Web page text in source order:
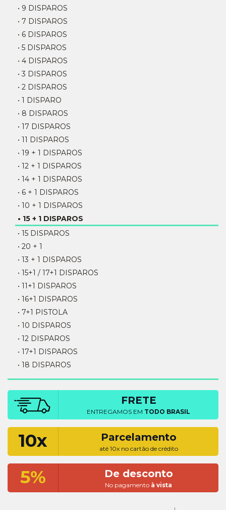
• 9 DISPAROS
• 7 DISPAROS
• 6 DISPAROS
• 5 DISPAROS
• 4 DISPAROS
• 3 DISPAROS
• 2 DISPAROS
• 1 DISPARO
• 8 DISPAROS
• 17 DISPAROS
• 11 DISPAROS
• 19 + 1 DISPAROS
• 12 + 1 DISPAROS
• 14 + 1 DISPAROS
• 6 + 1 DISPAROS
• 10 + 1 DISPAROS
• 15 + 1 DISPAROS
• 15 DISPAROS
• 20 + 1
• 13 + 1 DISPAROS
• 15+1 / 17+1 DISPAROS
• 11+1 DISPAROS
• 16+1 DISPAROS
• 7+1 PISTOLA
• 10 DISPAROS
• 12 DISPAROS
• 17+1 DISPAROS
• 18 DISPAROS
FRETE
ENTREGAMOS EM TODO BRASIL
10x Parcelamento
até 10x no cartão de crédito
5% De desconto
No pagamento à vista